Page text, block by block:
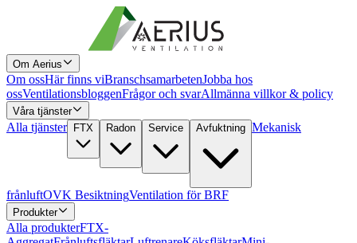
Om Aerius
Om ossHär finns viBranschsamarbetenJobba hos
ossVentilationsbloggenFrågor och svarAllmänna villkor & policy
Våra tjänster
Alla tjänster FTX Radon Service Avfuktning Mekanisk
frånluftOVK BesiktningVentilation för BRF
Produkter
Alla produkterFTX-